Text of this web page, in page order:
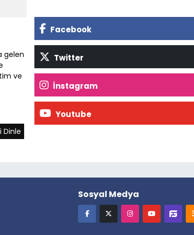
gelen
ve
Dinle
Facebook
Twitter
İnstagram
Youtube
Sosyal Medya